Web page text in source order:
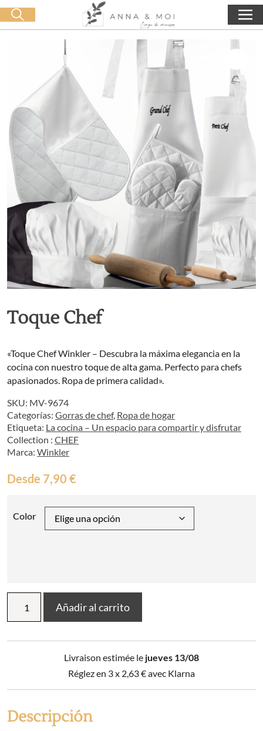
Oferta de entrega a partir de 60€ de compra 0,00€
Iniciar búsqueda
Toque Chef
«Toque Chef Winkler – Descubra la máxima elegancia en la
cocina con nuestro toque de alta gama. Perfecto para chefs
apasionados. Ropa de primera calidad».
SKU: MV-9674
Categorías: Gorras de chef, Ropa de hogar
Etiqueta: La cocina – Un espacio para compartir y disfrutar
Collection : CHEF
Marca: Winkler
Desde 7,90 €
Color
Chef
cantidad
Añadir al carrito
Livraison estimée le jueves 13/08
Réglez en 3 x 2,63€avec Klarna
Descripción